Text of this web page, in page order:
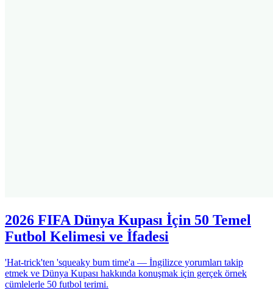
2026 FIFA Dünya Kupası İçin 50 Temel
Futbol Kelimesi ve İfadesi
'Hat-trick'ten 'squeaky bum time'a — İngilizce yorumları takip
etmek ve Dünya Kupası hakkında konuşmak için gerçek örnek
cümlelerle 50 futbol terimi.